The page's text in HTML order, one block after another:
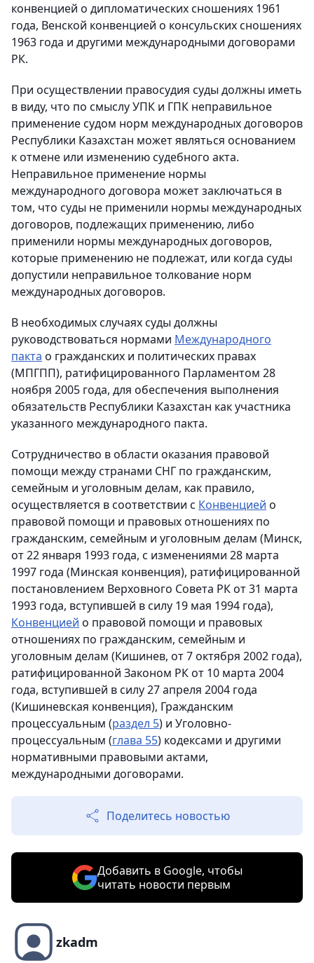
конвенцией о дипломатических сношениях 1961
года, Венской конвенцией о консульских сношениях
1963 года и другими международными договорами
РК.
При осуществлении правосудия суды должны иметь
в виду, что по смыслу УПК и ГПК неправильное
применение судом норм международных договоров
Республики Казахстан может являться основанием
к отмене или изменению судебного акта.
Неправильное применение нормы
международного договора может заключаться в
том, что суды не применили нормы международных
договоров, подлежащих применению, либо
применили нормы международных договоров,
которые применению не подлежат, или когда суды
допустили неправильное толкование норм
международных договоров.
В необходимых случаях суды должны
руководствоваться нормами Международного
пакта о гражданских и политических правах
(МПГПП), ратифицированного Парламентом 28
ноября 2005 года, для обеспечения выполнения
обязательств Республики Казахстан как участника
указанного международного пакта.
Сотрудничество в области оказания правовой
помощи между странами СНГ по гражданским,
семейным и уголовным делам, как правило,
осуществляется в соответствии с Конвенцией о
правовой помощи и правовых отношениях по
гражданским, семейным и уголовным делам (Минск,
от 22 января 1993 года, с изменениями 28 марта
1997 года (Минская конвенция), ратифицированной
постановлением Верховного Совета РК от 31 марта
1993 года, вступившей в силу 19 мая 1994 года),
Конвенцией о правовой помощи и правовых
отношениях по гражданским, семейным и
уголовным делам (Кишинев, от 7 октября 2002 года),
ратифицированной Законом РК от 10 марта 2004
года, вступившей в силу 27 апреля 2004 года
(Кишиневская конвенция), Гражданским
процессуальным (раздел 5) и Уголовно-
процессуальным (глава 55) кодексами и другими
нормативными правовыми актами,
международными договорами.
Поделитесь новостью
Добавить в Google, чтобы
читать новости первым
zkadm